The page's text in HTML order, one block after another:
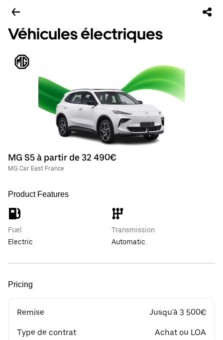
Véhicules électriques
MG S5 à partir de 32 490€
MG Car East France
Product Features
Fuel
Electric
Transmission
Automatic
Pricing
Remise Jusqu'à 3 500€
Type de contrat Achat ou LOA